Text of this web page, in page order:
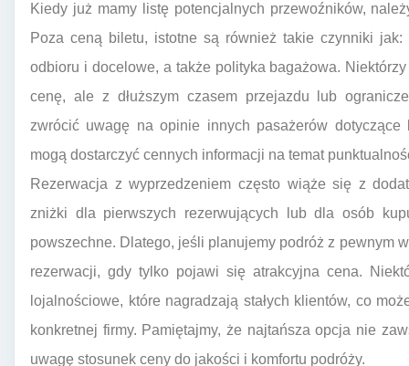
Kiedy już mamy listę potencjalnych przewoźników,
Poza ceną biletu, istotne są również takie czynniki jak:
odbioru i docelowe, a także polityka bagażowa.
cenę, ale z dłuższym czasem przejazdu lub
zwrócić uwagę na opinie innych pasażerów
mogą dostarczyć cennych informacji na temat
Rezerwacja z wyprzedzeniem często wiąże się z
zniżki dla pierwszych rezerwujących lub dla osób
powszechne. Dlatego, jeśli planujemy podróż z pewnym
rezerwacji, gdy tylko pojawi się atrakcyjna cena.
lojalnościowe, które nagradzają stałych klientów, co
konkretnej firmy. Pamiętajmy, że najtańsza opcja nie
uwagę stosunek ceny do jakości i komfortu podróży.